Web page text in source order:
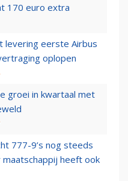
170 euro extra
levering eerste Airbus
oplopen
groei in kwartaal met
777-9’s nog steeds
heeft ook